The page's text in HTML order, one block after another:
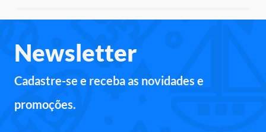
Newsletter
Cadastre-se e receba as novidades e
promoções.